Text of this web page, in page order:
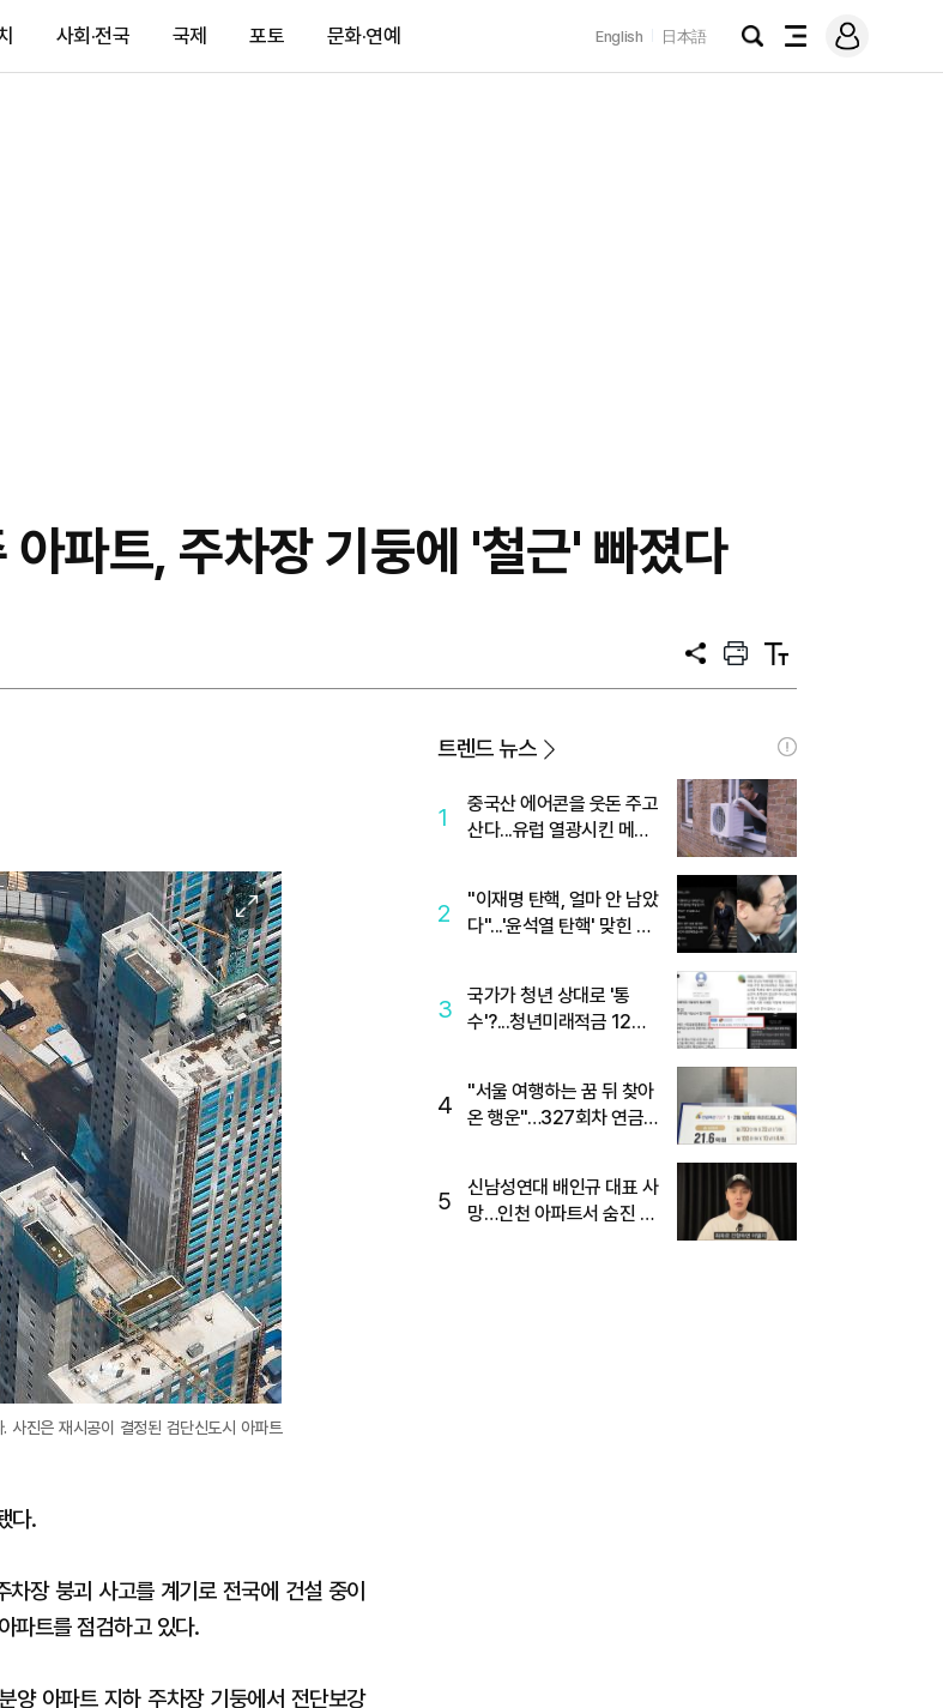
사회·전국 국제 포토 문화·연예 English 日本語
검
전
메
그
파트, 주차장 기둥에 '철근' 빠졌다
공
프
트
텍
트
이
미
지
확
대
사진은 재시공이 결정된 검단신도시 아파트
다.
장 붕괴 사고를 계기로 전국에 건설 중이
파트를 점검하고 있다.
양 아파트 지하 주차장 기둥에서 전단보강
트렌드 뉴스
1
중국산 에어콘을 웃돈 주고
산다...유럽 열광시킨 메이
2
"이재명 탄핵, 얼마 안 남았
다"...'윤석열 탄핵' 맞힌 무
3
국가가 청년 상대로 '통
수'?...청년미래적금 12%
4
"서울 여행하는 꿈 뒤 찾아
온 행운"…327회차 연금
5
신남성연대 배인규 대표 사
망…인천 아파트서 숨진 채